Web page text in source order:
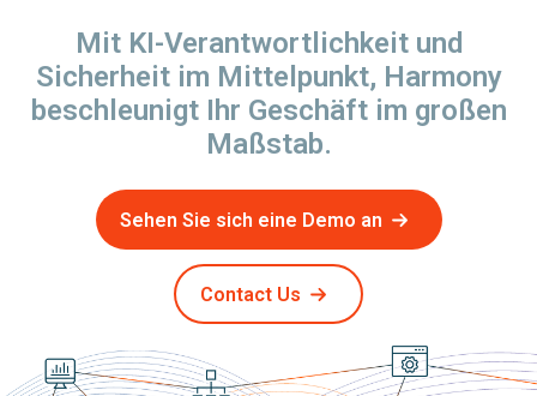
Mit KI-Verantwortlichkeit und
Sicherheit im Mittelpunkt, Harmony
beschleunigt Ihr Geschäft im großen
Maßstab.
Sehen Sie sich eine Demo an
Contact Us